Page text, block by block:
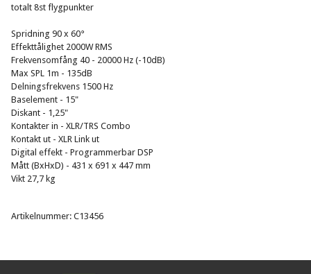
totalt 8st flygpunkter
Spridning 90 x 60°
Effekttålighet 2000W RMS
Frekvensomfång 40 - 20000 Hz (-10dB)
Max SPL 1m - 135dB
Delningsfrekvens 1500 Hz
Baselement - 15"
Diskant - 1,25"
Kontakter in - XLR/TRS Combo
Kontakt ut - XLR Link ut
Digital effekt - Programmerbar DSP
Mått (BxHxD) - 431 x 691 x 447 mm
Vikt 27,7 kg
Artikelnummer: C13456